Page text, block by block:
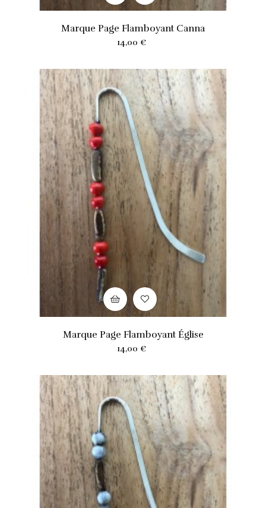
Marque Page Flamboyant Canna
Prix
14,00 €
Marque Page Flamboyant Église
Prix
14,00 €